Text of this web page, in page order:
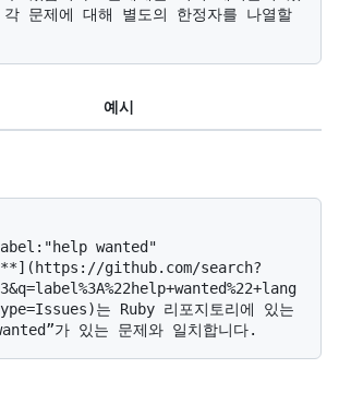
문제에 대해 별도의 한정자를 나열할
예시
github.com/search?
는 Ruby 리포지토리에 있는